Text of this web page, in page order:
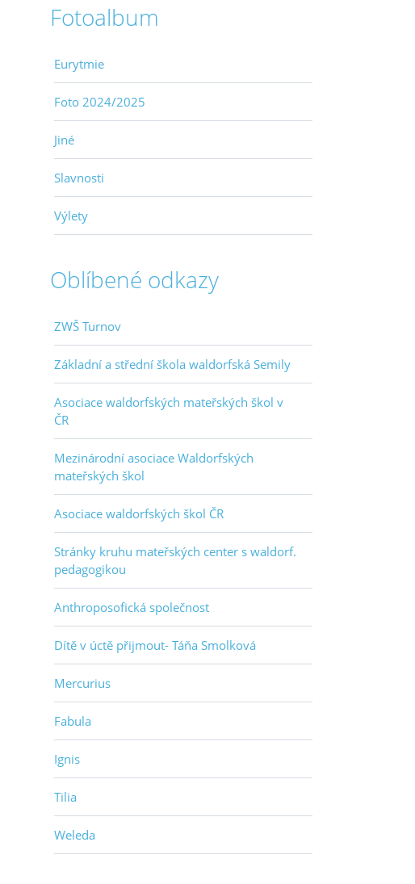
Fotoalbum
Eurytmie
Foto 2024/2025
Jiné
Slavnosti
Výlety
Oblíbené odkazy
ZWŠ Turnov
Základní a střední škola waldorfská Semily
Asociace waldorfských mateřských škol v
ČR
Mezinárodní asociace Waldorfských
mateřských škol
Asociace waldorfských škol ČR
Stránky kruhu mateřských center s waldorf.
pedagogikou
Anthroposofická společnost
Dítě v úctě přijmout- Táňa Smolková
Mercurius
Fabula
Ignis
Tilia
Weleda